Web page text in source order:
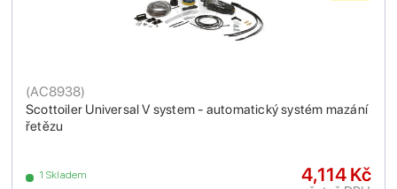
Scottoiler Universal V system - automatický systém mazání
řetězu
(AC8938)
1 Skladem 4,114 Kč